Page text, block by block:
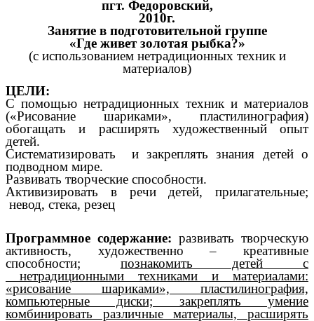
пгт. Федоровский,
2010г.
Занятие в подготовительной группе
«Где живет золотая рыбка?»
(с использованием нетрадиционных техник и
материалов)
ЦЕЛИ:
С помощью нетрадиционных техник и материалов
(«Рисование шариками», пластилинография)
обогащать и расширять художественный опыт
детей.
Систематизировать и закреплять знания детей о
подводном мире.
Развивать творческие способности.
Активизировать в речи детей, прилагательные;
невод, стека, резец
Программное содержание: развивать творческую
активность, художественно – креативные
способности;познакомить детей с
нетрадиционными техниками и материалами:
«рисование шариками», пластилинография,
компьютерные диски; закреплять умение
комбинировать различные материалы, расширять